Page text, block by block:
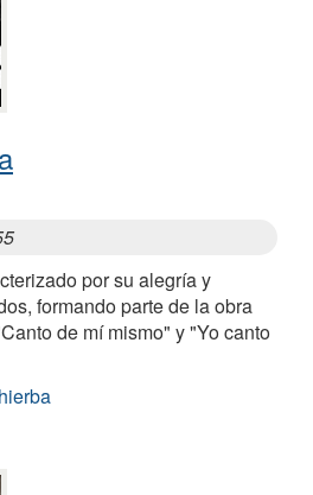
por su alegría y
formando parte de la obra
de mí mismo" y "Yo canto